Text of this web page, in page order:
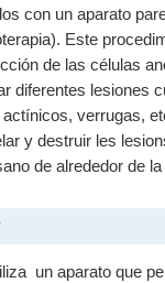
con un aparato
Este
de las células
diferentes lesiones
verrugas,
y destruir les
de alrededor de la
un aparato que